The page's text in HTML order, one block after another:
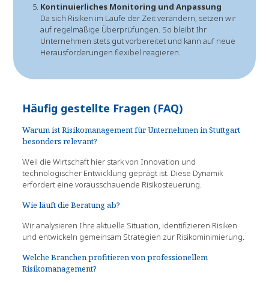
Kontinuierliches Monitoring und Anpassung
Da sich Risiken im Laufe der Zeit verändern, setzen wir
auf regelmäßige Überprüfungen. So bleibt Ihr
Unternehmen stets gut vorbereitet und kann auf neue
Herausforderungen flexibel reagieren.
Häufig gestellte Fragen (FAQ)
Warum ist Risikomanagement für Unternehmen in Stuttgart
besonders relevant?
Weil die Wirtschaft hier stark von Innovation und
technologischer Entwicklung geprägt ist. Diese Dynamik
erfordert eine vorausschauende Risikosteuerung.
Wie läuft die Beratung ab?
Wir analysieren Ihre aktuelle Situation, identifizieren Risiken
und entwickeln gemeinsam Strategien zur Risikominimierung.
Welche Branchen profitieren von professionellem
Risikomanagement?